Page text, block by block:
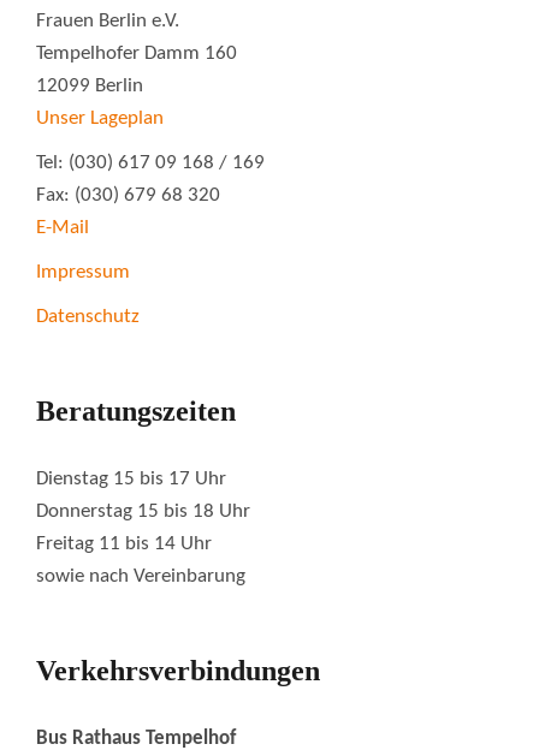
Frauen Berlin e.V.
Tempelhofer Damm 160
12099 Berlin
Unser Lageplan
Tel: (030) 617 09 168 / 169
Fax: (030) 679 68 320
E-Mail
Impressum
Datenschutz
Beratungszeiten
Dienstag 15 bis 17 Uhr
Donnerstag 15 bis 18 Uhr
Freitag 11 bis 14 Uhr
sowie nach Vereinbarung
Verkehrsverbindungen
Bus Rathaus Tempelhof